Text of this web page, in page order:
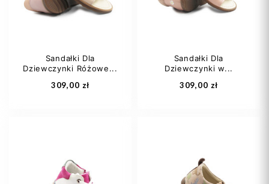
Dodaj do koszyka Dodaj do koszyka
Sandałki Dla
Dziewczynki Różowe...
309,00 zł
Sandałki Dla
Dziewczynki w...
309,00 zł